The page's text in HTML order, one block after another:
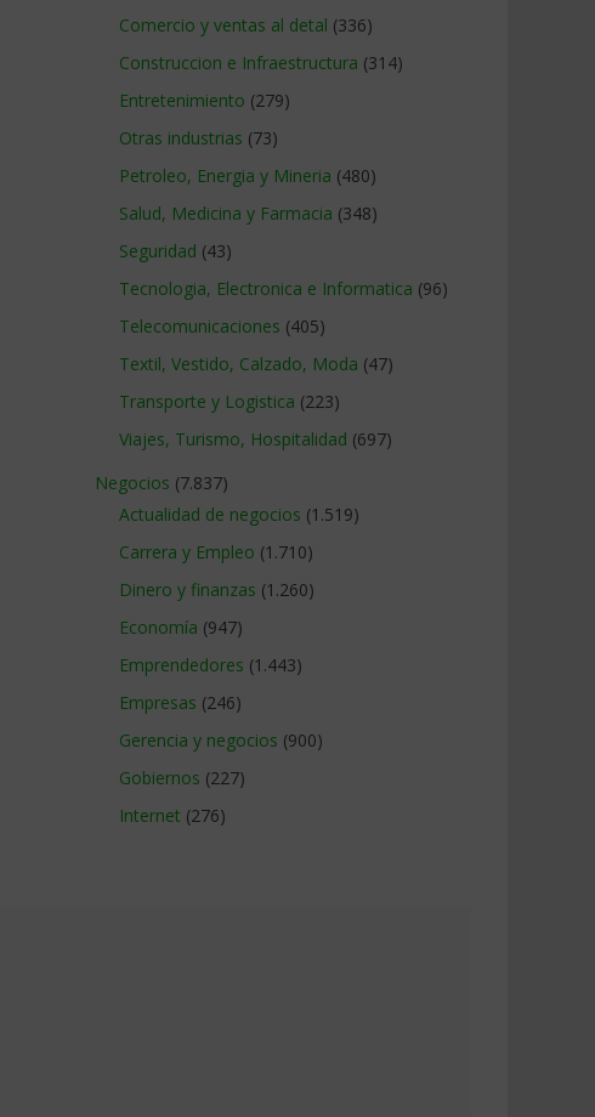
Comercio y ventas al detal (336)
Construccion e Infraestructura (314)
Entretenimiento (279)
Otras industrias (73)
Petroleo, Energia y Mineria (480)
Salud, Medicina y Farmacia (348)
Seguridad (43)
Tecnologia, Electronica e Informatica (96)
Telecomunicaciones (405)
Textil, Vestido, Calzado, Moda (47)
Transporte y Logistica (223)
Viajes, Turismo, Hospitalidad (697)
Negocios (7.837)
Actualidad de negocios (1.519)
Carrera y Empleo (1.710)
Dinero y finanzas (1.260)
Economía (947)
Emprendedores (1.443)
Empresas (246)
Gerencia y negocios (900)
Gobiernos (227)
Internet (276)